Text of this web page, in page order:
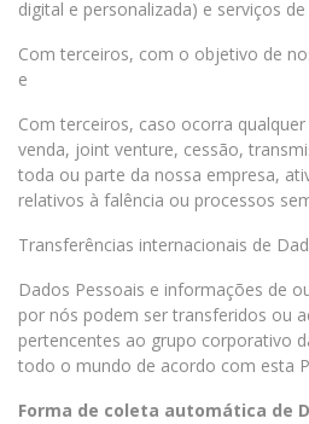
digital e personalizada) e serviços
Com terceiros, com o objetivo de
e
Com terceiros, caso ocorra
venda, joint venture, cessão,
toda ou parte da nossa empresa,
relativos à falência ou processos
Transferências internacionais de
Dados Pessoais e informações de
por nós podem ser transferidos ou
pertencentes ao grupo corporativo
todo o mundo de acordo com esta
Forma de coleta automática de